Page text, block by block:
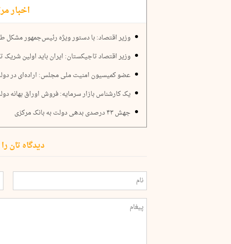
اخبار
وزیر اقتصاد: با دستور ویژه رئیس‌جمهور مشکل
وزیر اقتصاد تاجیکستان: ایران باید اولین شریک
عضو کمیسیون امنیت ملی مجلس: اراده‌ای در
یک کارشناس بازار سرمایه: فروش اوراق بهانه
جهش ۴۳ درصدی بدهی دولت به بانک مرکزی
دیدگاه تان